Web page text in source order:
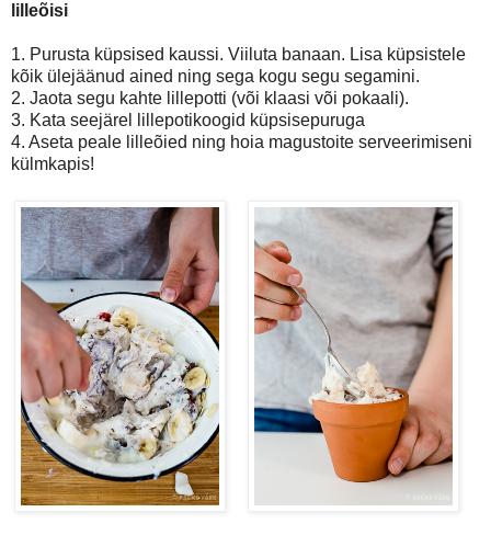
lilleõisi
1. Purusta küpsised kaussi. Viiluta banaan. Lisa küpsistele
kõik ülejäänud ained ning sega kogu segu segamini.
2. Jaota segu kahte lillepotti (või klaasi või pokaali).
3. Kata seejärel lillepotikoogid küpsisepuruga
4. Aseta peale lilleõied ning hoia magustoite serveerimiseni
külmkapis!